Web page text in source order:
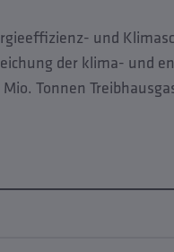
und
der klima- und
Tonnen